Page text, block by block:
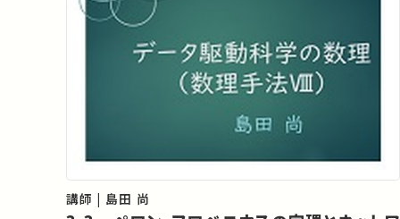
講師 | 島田 尚